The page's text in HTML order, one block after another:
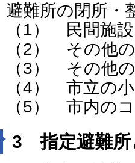
避難所の閉所・
（1） 民間施設
（2） その他
（3） その他
（4） 市立の
（5） 市内の
3 指定避難所